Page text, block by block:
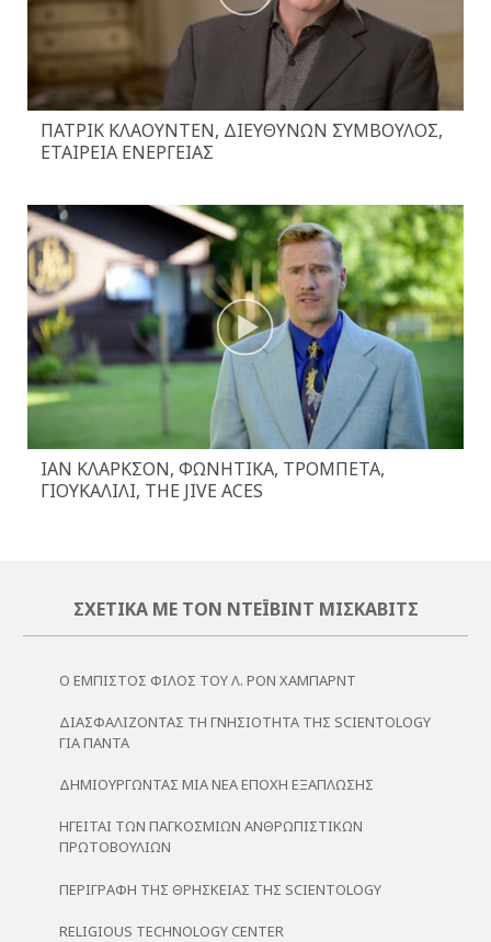
ΠΆΤΡΙΚ ΚΛΆΟΥΝΤΕΝ, ΔΙΕΥΘΎΝΩΝ ΣΎΜΒΟΥΛΟΣ,
ΕΤΑΙΡΕΊΑ ΕΝΈΡΓΕΙΑΣ
ΊΑΝ ΚΛΆΡΚΣΟΝ, ΦΩΝΗΤΙΚΆ, ΤΡΟΜΠΈΤΑ,
ΓΙΟΥΚΑΛΊΛΙ, THE JIVE ACES
ΣΧΕΤΙΚΆ ΜΕ ΤΟΝ ΝΤΈΙΒΙΝΤ ΜΙΣΚΆΒΙΤΣ
Ο ΕΜΠΙΣΤΟΣ ΦΙΛΟΣ ΤΟΥ Λ. ΡΟΝ ΧΑΜΠΑΡΝΤ
ΔΙΑΣΦΑΛΊΖΟΝΤΑΣ ΤΗ ΓΝΗΣΙΌΤΗΤΑ ΤΗΣ SCIENTOLOGY
ΓΙΑ ΠΆΝΤΑ
ΔΗΜΙΟΥΡΓΏΝΤΑΣ ΜΙΑ ΝΈΑ ΕΠΟΧΉ ΕΞΆΠΛΩΣΗΣ
ΗΓΕΙΤΑΙ ΤΩΝ ΠΑΓΚΟΣΜΙΩΝ ΑΝΘΡΩΠΙΣΤΙΚΩΝ
ΠΡΩΤΟΒΟΥΛΙΩΝ
ΠΕΡΙΓΡΑΦΉ ΤΗΣ ΘΡΗΣΚΕΊΑΣ ΤΗΣ SCIENTOLOGY
RELIGIOUS TECHNOLOGY CENTER